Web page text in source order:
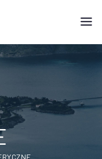
Toruń